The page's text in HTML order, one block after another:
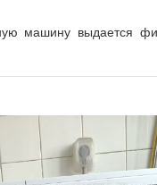
машину выдается